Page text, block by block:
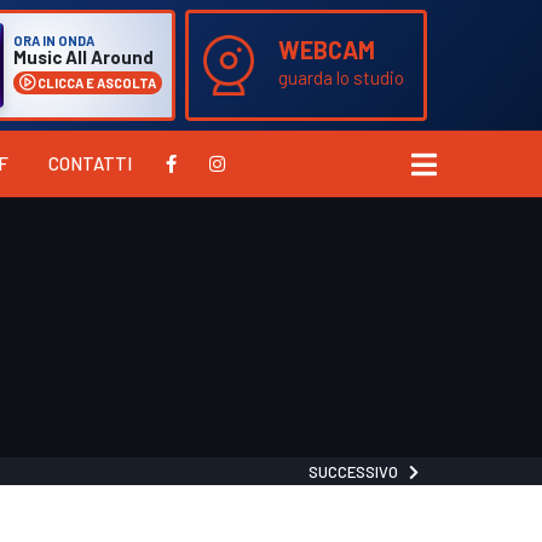
ORA IN ONDA
Music All Around
CLICCA E ASCOLTA
WEBCAM
guarda lo studio
CONTATTI
SUCCESSIVO